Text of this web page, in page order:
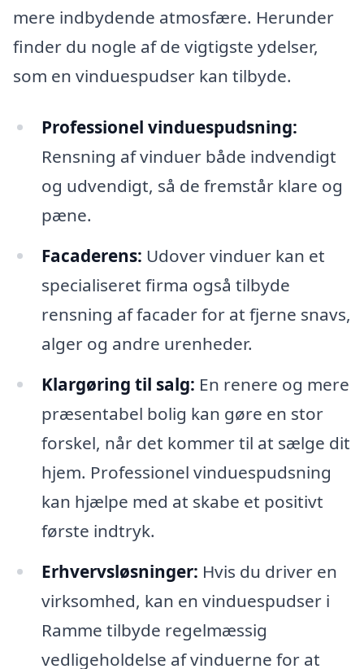
mere indbydende atmosfære. Herunder
finder du nogle af de vigtigste ydelser,
som en vinduespudser kan tilbyde.
Professionel vinduespudsning:
Rensning af vinduer både indvendigt
og udvendigt, så de fremstår klare og
pæne.
Facaderens: Udover vinduer kan et
specialiseret firma også tilbyde
rensning af facader for at fjerne snavs,
alger og andre urenheder.
Klargøring til salg: En renere og mere
præsentabel bolig kan gøre en stor
forskel, når det kommer til at sælge dit
hjem. Professionel vinduespudsning
kan hjælpe med at skabe et positivt
første indtryk.
Erhvervsløsninger: Hvis du driver en
virksomhed, kan en vinduespudser i
Ramme tilbyde regelmæssig
vedligeholdelse af vinduerne for at